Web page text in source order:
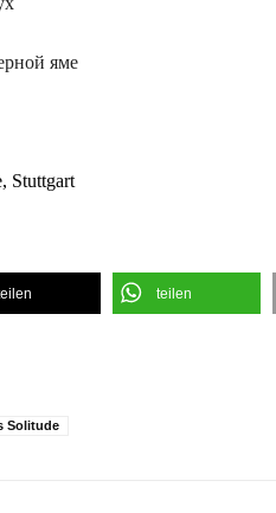
яме
Stuttgart
teilen
Solitude